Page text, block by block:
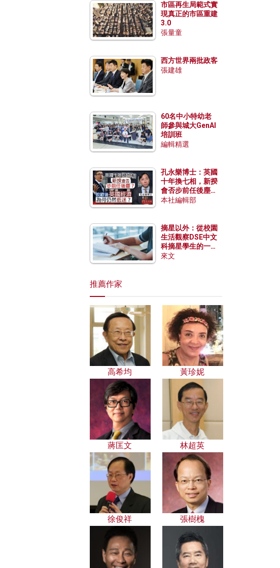
市區再生局範式實
現真正的市區重建
3.0
張量童
西方世界兩批政客
張建雄
60名中小特幼老
師參與城大GenAI
培訓班
編輯精選
孔永樂博士：英國
十年換七相，新揆
會否步前任後塵？
脫歐後英國經濟為
本社編輯部
摘星以外：從校園
生活觀察DSE中文
科摘星學生的一點
特質
來文
推薦作家
高希均 黃珍妮
蔣匡文 林超英
徐俊祥 張樹槐